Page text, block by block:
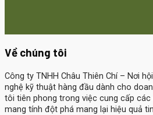
Về chúng tôi
Công ty TNHH Châu Thiên Chí– Nơi
nghệ kỹ thuật hàng đầu dành cho
tôi tiên phong trong việc cung cấp
mang tính đột phá mang lại hiệu quả